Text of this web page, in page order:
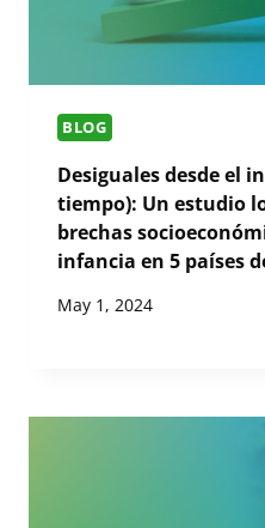
BLOG
Desiguales desde el
tiempo): Un estudio
brechas
infancia en 5 países
May 1, 2024